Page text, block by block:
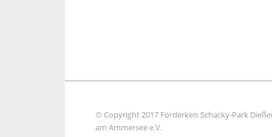
© Copyright 2017 Förderkeis Schacky-Park
am Ammersee e.V.